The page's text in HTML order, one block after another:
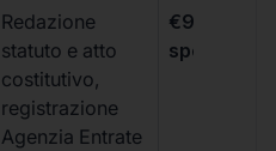
Redazione
statuto e atto
costitutivo,
registrazione
Agenzia Entrate
€99 + IVA
spese